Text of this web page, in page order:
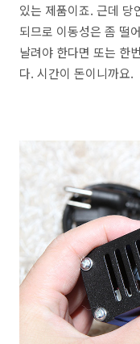
있는 제품이죠. 근데 당
되므로 이동성은 좀 떨
날려야 한다면 또는 한
다. 시간이 돈이니까요.